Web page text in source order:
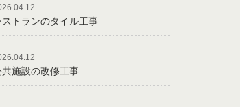
ストランのタイル工事
共施設の改修工事